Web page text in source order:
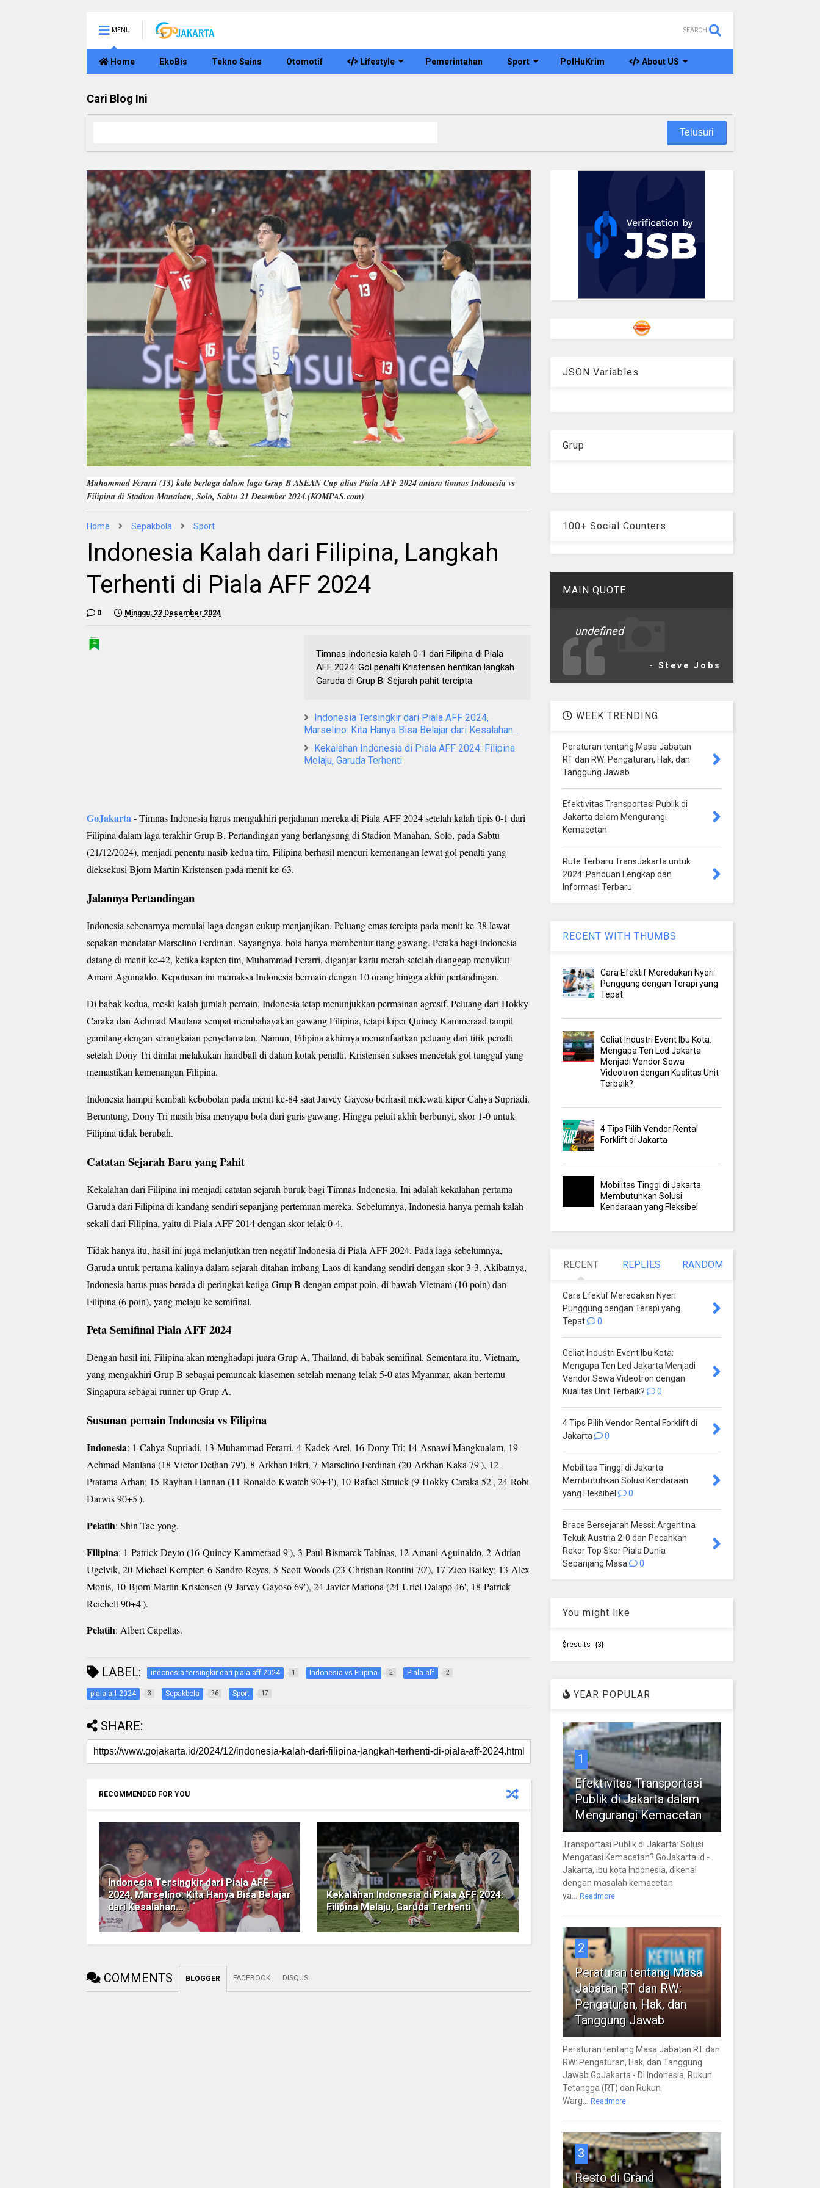
MENU SEARCH
Home EkoBis Tekno Sains Otomotif Lifestyle Pemerintahan Sport PolHuKrim About US
Cari Blog Ini
Muhammad Ferarri (13) kala berlaga dalam laga Grup B ASEAN Cup alias Piala AFF 2024 antara timnas Indonesia vs
Filipina di Stadion Manahan, Solo, Sabtu 21 Desember 2024.(KOMPAS.com)
Home Sepakbola Sport
Indonesia Kalah dari Filipina, Langkah
Terhenti di Piala AFF 2024
0 Minggu, 22 Desember 2024
Timnas Indonesia kalah 0-1 dari Filipina di Piala
AFF 2024. Gol penalti Kristensen hentikan langkah
Garuda di Grup B. Sejarah pahit tercipta.
Indonesia Tersingkir dari Piala AFF 2024,
Marselino: Kita Hanya Bisa Belajar dari Kesalahan...
Kekalahan Indonesia di Piala AFF 2024: Filipina
Melaju, Garuda Terhenti
GoJakarta- Timnas Indonesia harus mengakhiri perjalanan mereka di Piala AFF 2024 setelah kalah tipis 0-1 dari
Filipina dalam laga terakhir Grup B. Pertandingan yang berlangsung di Stadion Manahan, Solo, pada Sabtu
(21/12/2024), menjadi penentu nasib kedua tim. Filipina berhasil mencuri kemenangan lewat gol penalti yang
dieksekusi Bjorn Martin Kristensen pada menit ke-63.
Jalannya Pertandingan
Indonesia sebenarnya memulai laga dengan cukup menjanjikan. Peluang emas tercipta pada menit ke-38 lewat
sepakan mendatar Marselino Ferdinan. Sayangnya, bola hanya membentur tiang gawang. Petaka bagi Indonesia
datang di menit ke-42, ketika kapten tim, Muhammad Ferarri, diganjar kartu merah setelah dianggap menyikut
Amani Aguinaldo. Keputusan ini memaksa Indonesia bermain dengan 10 orang hingga akhir pertandingan.
Di babak kedua, meski kalah jumlah pemain, Indonesia tetap menunjukkan permainan agresif. Peluang dari Hokky
Caraka dan Achmad Maulana sempat membahayakan gawang Filipina, tetapi kiper Quincy Kammeraad tampil
gemilang dengan serangkaian penyelamatan. Namun, Filipina akhirnya memanfaatkan peluang dari titik penalti
setelah Dony Tri dinilai melakukan handball di dalam kotak penalti. Kristensen sukses mencetak gol tunggal yang
memastikan kemenangan Filipina.
Indonesia hampir kembali kebobolan pada menit ke-84 saat Jarvey Gayoso berhasil melewati kiper Cahya Supriadi.
Beruntung, Dony Tri masih bisa menyapu bola dari garis gawang. Hingga peluit akhir berbunyi, skor 1-0 untuk
Filipina tidak berubah.
Catatan Sejarah Baru yang Pahit
Kekalahan dari Filipina ini menjadi catatan sejarah buruk bagi Timnas Indonesia. Ini adalah kekalahan pertama
Garuda dari Filipina di kandang sendiri sepanjang pertemuan mereka. Sebelumnya, Indonesia hanya pernah kalah
sekali dari Filipina, yaitu di Piala AFF 2014 dengan skor telak 0-4.
Tidak hanya itu, hasil ini juga melanjutkan tren negatif Indonesia di Piala AFF 2024. Pada laga sebelumnya,
Garuda untuk pertama kalinya dalam sejarah ditahan imbang Laos di kandang sendiri dengan skor 3-3. Akibatnya,
Indonesia harus puas berada di peringkat ketiga Grup B dengan empat poin, di bawah Vietnam (10 poin) dan
Filipina (6 poin), yang melaju ke semifinal.
Peta Semifinal Piala AFF 2024
Dengan hasil ini, Filipina akan menghadapi juara Grup A, Thailand, di babak semifinal. Sementara itu, Vietnam,
yang mengakhiri Grup B sebagai pemuncak klasemen setelah menang telak 5-0 atas Myanmar, akan bertemu
Singapura sebagai runner-up Grup A.
Susunan pemain Indonesia vs Filipina
Indonesia: 1-Cahya Supriadi, 13-Muhammad Ferarri, 4-Kadek Arel, 16-Dony Tri; 14-Asnawi Mangkualam, 19-
Achmad Maulana (18-Victor Dethan 79'), 8-Arkhan Fikri, 7-Marselino Ferdinan (20-Arkhan Kaka 79'), 12-
Pratama Arhan; 15-Rayhan Hannan (11-Ronaldo Kwateh 90+4'), 10-Rafael Struick (9-Hokky Caraka 52', 24-Robi
Darwis 90+5').
Pelatih: Shin Tae-yong.
Filipina: 1-Patrick Deyto (16-Quincy Kammeraad 9'), 3-Paul Bismarck Tabinas, 12-Amani Aguinaldo, 2-Adrian
Ugelvik, 20-Michael Kempter; 6-Sandro Reyes, 5-Scott Woods (23-Christian Rontini 70'), 17-Zico Bailey; 13-Alex
Monis, 10-Bjorn Martin Kristensen (9-Jarvey Gayoso 69'), 24-Javier Mariona (24-Uriel Dalapo 46', 18-Patrick
Reichelt 90+4').
Pelatih: Albert Capellas.
LABEL: indonesia tersingkir dari piala aff 2024 1 Indonesia vs Filipina 2 Piala aff 2
piala aff 2024 3 Sepakbola 26 Sport 17
SHARE:
RECOMMENDED FOR YOU
Indonesia Tersingkir dari Piala AFF
2024, Marselino: Kita Hanya Bisa Belajar
dari Kesalahan...
Kekalahan Indonesia di Piala AFF 2024:
Filipina Melaju, Garuda Terhenti
COMMENTS BLOGGER FACEBOOK DISQUS
JSON Variables
Grup
100+ Social Counters
MAIN QUOTE
undefined
- Steve Jobs
WEEK TRENDING
Peraturan tentang Masa Jabatan
RT dan RW: Pengaturan, Hak, dan
Tanggung Jawab
Efektivitas Transportasi Publik di
Jakarta dalam Mengurangi
Kemacetan
Rute Terbaru TransJakarta untuk
2024: Panduan Lengkap dan
Informasi Terbaru
RECENT WITH THUMBS
Cara Efektif Meredakan Nyeri
Punggung dengan Terapi yang
Tepat
Geliat Industri Event Ibu Kota:
Mengapa Ten Led Jakarta
Menjadi Vendor Sewa
Videotron dengan Kualitas Unit
Terbaik?
4 Tips Pilih Vendor Rental
Forklift di Jakarta
Mobilitas Tinggi di Jakarta
Membutuhkan Solusi
Kendaraan yang Fleksibel
RECENT REPLIES RANDOM
Cara Efektif Meredakan Nyeri
Punggung dengan Terapi yang
Tepat
0
Geliat Industri Event Ibu Kota:
Mengapa Ten Led Jakarta Menjadi
Vendor Sewa Videotron dengan
Kualitas Unit Terbaik?
0
4 Tips Pilih Vendor Rental Forklift di
Jakarta
0
Mobilitas Tinggi di Jakarta
Membutuhkan Solusi Kendaraan
yang Fleksibel
0
Brace Bersejarah Messi: Argentina
Tekuk Austria 2-0 dan Pecahkan
Rekor Top Skor Piala Dunia
Sepanjang Masa
0
You might like
$results={3}
YEAR POPULAR
1
Efektivitas Transportasi
Publik di Jakarta dalam
Mengurangi Kemacetan
Transportasi Publik di Jakarta: Solusi
Mengatasi Kemacetan? GoJakarta.id -
Jakarta, ibu kota Indonesia, dikenal
dengan masalah kemacetan
ya... Readmore
2
Peraturan tentang Masa
Jabatan RT dan RW:
Pengaturan, Hak, dan
Tanggung Jawab
Peraturan tentang Masa Jabatan RT dan
RW: Pengaturan, Hak, dan Tanggung
Jawab GoJakarta - Di Indonesia, Rukun
Tetangga (RT) dan Rukun
Warg... Readmore
3
Resto di Grand